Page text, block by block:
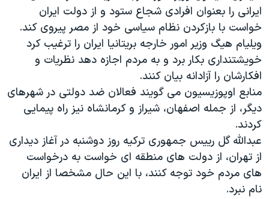
ایرانی را بعنوان افرادی شجاع ستود و از دولت ایران
خواست با بازکردن نظام سیاسی خود از مصر پیروی کند.
ویلیام هیگ وزیر امور خارجه بریتانیا ایران را ترغیب کرد
خویشتنداری بکار برد و به مردم اجازه دهد نظریات و
افکارشان را آزادانه بیان کنند.
منابع اوپوزیسیون می گویند فعالان ضد دولتی در شهرهای
دیگر، از جمله اصفهان، شیراز و کرمانشاه نیز راه پیمایی
کردند.
عبدالله گل رییس جمهوری ترکیه روز دوشنبه در آغاز دیداری
از تهران، از دولت های منطقه ای خواست به درخواست
های مردم خود توجه کنند، با این حال مشخصا از ایران
نام نبرد.